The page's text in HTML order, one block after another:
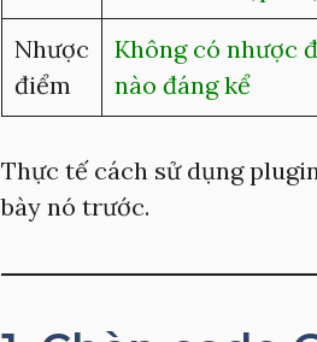
Nhược
điểm
Không có nhược
nào đáng kể
Thực tế cách sử dụng
bày nó trước.